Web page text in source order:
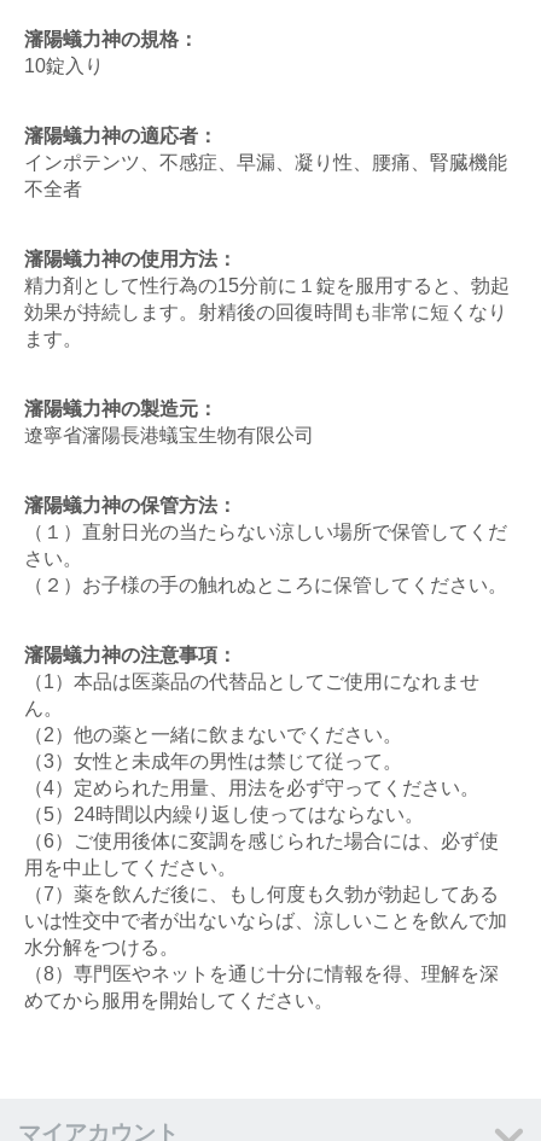
瀋陽蟻力神の規格：
10錠入り
瀋陽蟻力神の適応者：
インポテンツ、不感症、早漏、凝り性、腰痛、腎臓機能
不全者
瀋陽蟻力神の使用方法：
精力剤として性行為の15分前に１錠を服用すると、勃起
効果が持続します。射精後の回復時間も非常に短くなり
ます。
瀋陽蟻力神の製造元：
遼寧省瀋陽長港蟻宝生物有限公司
瀋陽蟻力神の保管方法：
（１）直射日光の当たらない涼しい場所で保管してくだ
さい。
（２）お子様の手の触れぬところに保管してください。
瀋陽蟻力神の注意事項：
（1）本品は医薬品の代替品としてご使用になれませ
ん。
（2）他の薬と一緒に飲まないでください。
（3）女性と未成年の男性は禁じて従って。
（4）定められた用量、用法を必ず守ってください。
（5）24時間以内繰り返し使ってはならない。
（6）ご使用後体に変調を感じられた場合には、必ず使
用を中止してください。
（7）薬を飲んだ後に、もし何度も久勃が勃起してある
いは性交中で者が出ないならば、涼しいことを飲んで加
水分解をつける。
（8）専門医やネットを通じ十分に情報を得、理解を深
めてから服用を開始してください。
マイアカウント